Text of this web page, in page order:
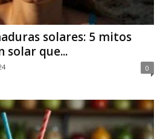
solares: 5 mitos
solar que...
0